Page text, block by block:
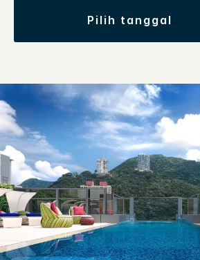
pilih tanggal